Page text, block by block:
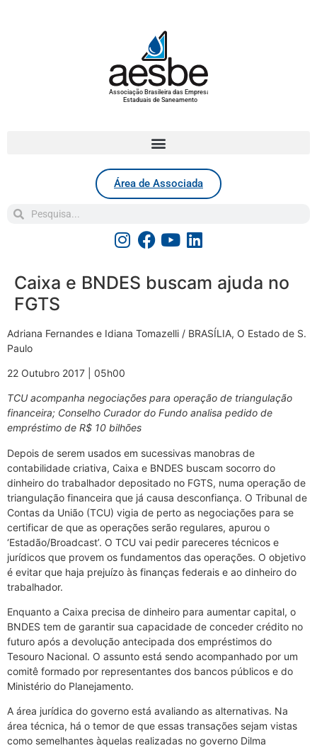
Associação Brasileira das Empresas
Estaduais de Saneamento
Área de Associada
Caixa e BNDES buscam ajuda no
FGTS
Adriana Fernandes e Idiana Tomazelli / BRASÍLIA, O Estado de S.
Paulo
22 Outubro 2017 | 05h00
TCU acompanha negociações para operação de triangulação
financeira; Conselho Curador do Fundo analisa pedido de
empréstimo de R$ 10 bilhões
Depois de serem usados em sucessivas manobras de
contabilidade criativa, Caixa e BNDES buscam socorro do
dinheiro do trabalhador depositado no FGTS, numa operação de
triangulação financeira que já causa desconfiança. O Tribunal de
Contas da União (TCU) vigia de perto as negociações para se
certificar de que as operações serão regulares, apurou o
‘Estadão/Broadcast’. O TCU vai pedir pareceres técnicos e
jurídicos que provem os fundamentos das operações. O objetivo
é evitar que haja prejuízo às finanças federais e ao dinheiro do
trabalhador.
Enquanto a Caixa precisa de dinheiro para aumentar capital, o
BNDES tem de garantir sua capacidade de conceder crédito no
futuro após a devolução antecipada dos empréstimos do
Tesouro Nacional. O assunto está sendo acompanhado por um
comitê formado por representantes dos bancos públicos e do
Ministério do Planejamento.
A área jurídica do governo está avaliando as alternativas. Na
área técnica, há o temor de que essas transações sejam vistas
como semelhantes àquelas realizadas no governo Dilma